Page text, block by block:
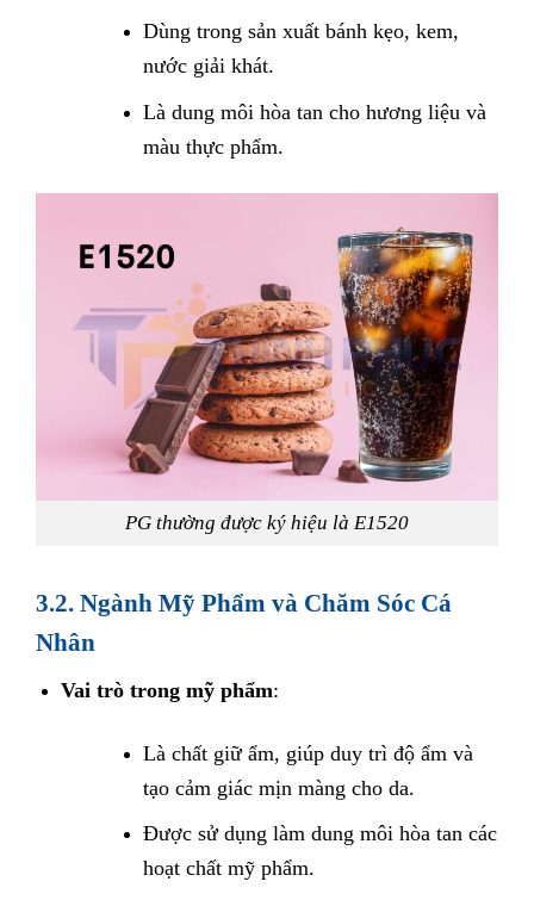
Dùng trong sản xuất bánh kẹo, kem,
nước giải khát.
Là dung môi hòa tan cho hương liệu và
màu thực phẩm.
PG thường được ký hiệu là E1520
3.2. Ngành Mỹ Phẩm và Chăm Sóc Cá
Nhân
Vai trò trong mỹ phẩm:
Là chất giữ ẩm, giúp duy trì độ ẩm và
tạo cảm giác mịn màng cho da.
Được sử dụng làm dung môi hòa tan các
hoạt chất mỹ phẩm.